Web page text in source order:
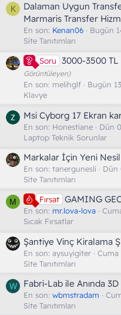
K
Dalaman Uygun
Marmaris Transfer
En son: Kenan06
Bugün
Site Tanıtımları
Soru 3000-3500 TL
Görüntüleyen)
En son: melihglf
Bugün
Klavye
Msi Cyborg 17 Ekran
En son: Honestiane
Dün
Laptop Teknik Sorunlar
Markalar İçin Yeni Nesil
En son: tanergunesli
Dün
Site Tanıtımları
M Fırsat GAMING
En son: mr.lova-lova
Sıcak Fırsatlar
Şantiye Vinç Kiralama
En son: aysuyigiter
Cuma
Site Tanıtımları
W Fabri-Lab ile Anında
En son: wbmstradam
Site Tanıtımları